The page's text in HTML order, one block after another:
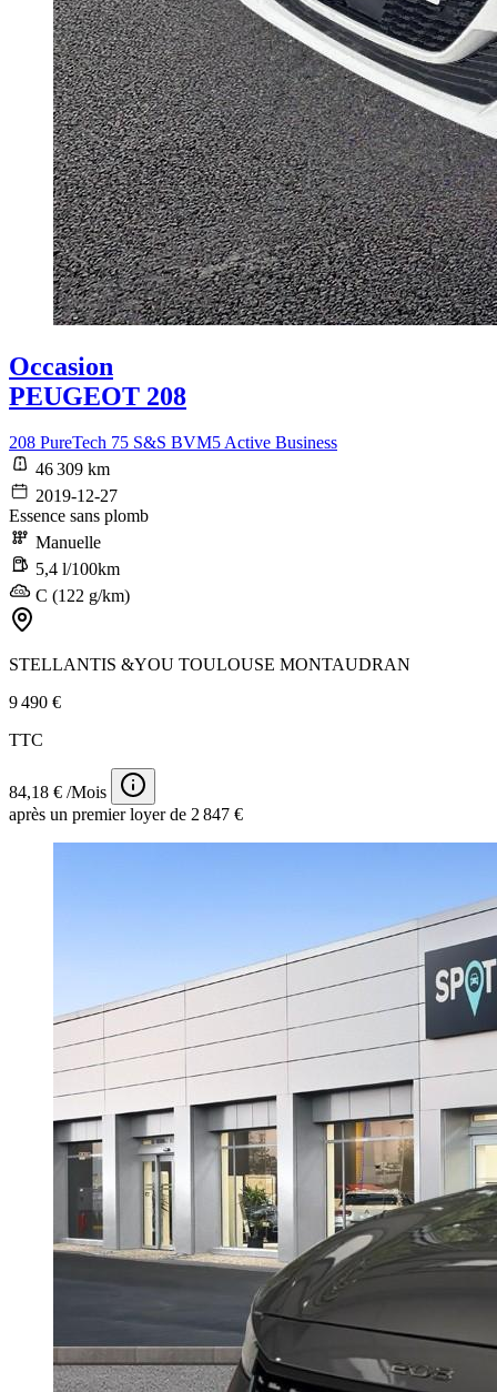
Occasion
PEUGEOT 208
208 PureTech 75 S&S BVM5 Active Business
46 309 km
2019-12-27
Essence sans plomb
Manuelle
5,4 l/100km
C (122 g/km)
STELLANTIS &YOU TOULOUSE MONTAUDRAN
9 490 €
TTC
84,18 € /Mois
après un premier loyer de 2 847 €